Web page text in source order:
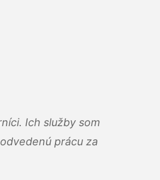
Ich služby som
prácu za